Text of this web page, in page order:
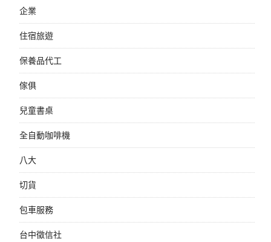
企業
住宿旅遊
保養品代工
傢俱
兒童書桌
全自動咖啡機
八大
切貨
包車服務
台中徵信社